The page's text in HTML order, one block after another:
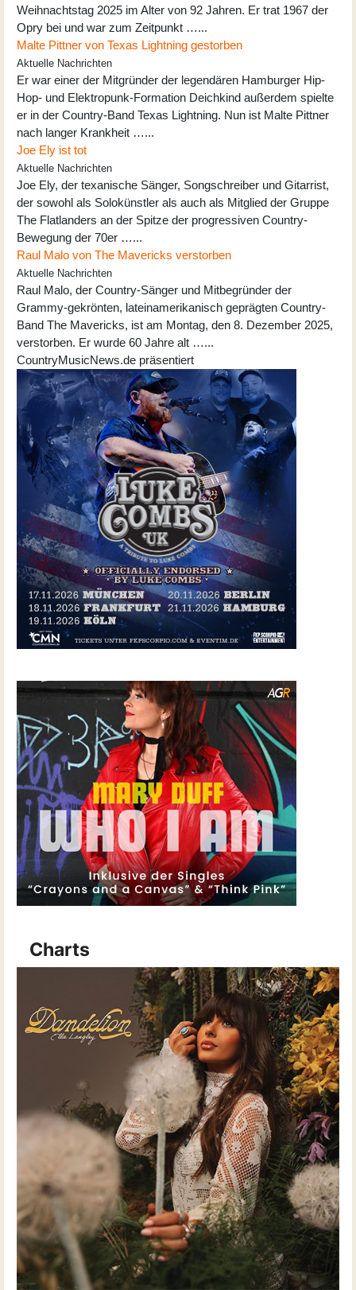
Weihnachtstag 2025 im Alter von 92 Jahren. Er trat 1967 der
Opry bei und war zum Zeitpunkt …...
Malte Pittner von Texas Lightning gestorben
Aktuelle Nachrichten
Er war einer der Mitgründer der legendären Hamburger Hip-
Hop- und Elektropunk-Formation Deichkind außerdem spielte
er in der Country-Band Texas Lightning. Nun ist Malte Pittner
nach langer Krankheit …...
Joe Ely ist tot
Aktuelle Nachrichten
Joe Ely, der texanische Sänger, Songschreiber und Gitarrist,
der sowohl als Solokünstler als auch als Mitglied der Gruppe
The Flatlanders an der Spitze der progressiven Country-
Bewegung der 70er …...
Raul Malo von The Mavericks verstorben
Aktuelle Nachrichten
Raul Malo, der Country-Sänger und Mitbegründer der
Grammy-gekrönten, lateinamerikanisch geprägten Country-
Band The Mavericks, ist am Montag, den 8. Dezember 2025,
verstorben. Er wurde 60 Jahre alt …...
CountryMusicNews.de präsentiert
Charts